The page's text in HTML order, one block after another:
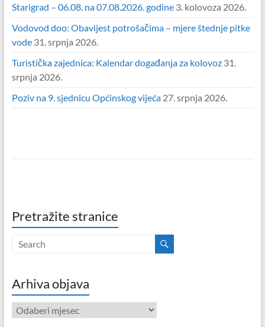
Starigrad – 06.08. na 07.08.2026. godine 3. kolovoza 2026.
Vodovod doo: Obavijest potrošačima – mjere štednje pitke
vode 31. srpnja 2026.
Turistička zajednica: Kalendar događanja za kolovoz 31.
srpnja 2026.
Poziv na 9. sjednicu Općinskog vijeća 27. srpnja 2026.
Pretražite stranice
Arhiva objava
Arhiva
objava